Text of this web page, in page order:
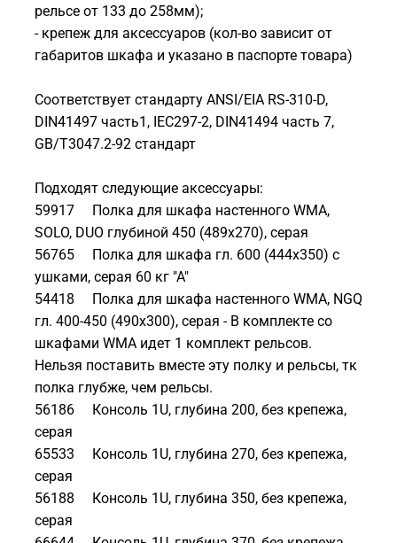
рельсе от 133 до 258мм);
- крепеж для аксессуаров (кол-во зависит от
габаритов шкафа и указано в паспорте товара)
Соответствует стандарту ANSI/EIA RS-310-D,
DIN41497 часть1, IEC297-2, DIN41494 часть 7,
GB/T3047.2-92 стандарт
Подходят следующие аксессуары:
59917 Полка для шкафа настенного WMA,
SOLO, DUO глубиной 450 (489х270), серая
56765 Полка для шкафа гл. 600 (444x350) с
ушками, серая 60 кг "А"
54418 Полка для шкафа настенного WMA, NGQ
гл. 400-450 (490х300), серая - В комплекте со
шкафами WMA идет 1 комплект рельсов.
Нельзя поставить вместе эту полку и рельсы, тк
полка глубже, чем рельсы.
56186 Консоль 1U, глубина 200, без крепежа,
серая
65533 Консоль 1U, глубина 270, без крепежа,
серая
56188 Консоль 1U, глубина 350, без крепежа,
серая